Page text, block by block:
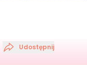
Udostępnij